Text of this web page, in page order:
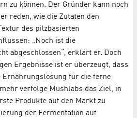
zu können. Der Gründer kann noch
reden, wie die Zutaten den
des pilzbasierten
„Noch ist die
abgeschlossen“, erklärt er. Doch
Ergebnisse ist er überzeugt, dass
Ernährungslösung für die ferne
verfolge Mushlabs das Ziel, in
Produkte auf den Markt zu
der Fermentation auf